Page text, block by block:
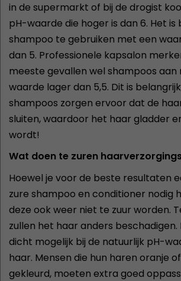
in de supermarkt of bij de drogist
pH-waarde die hoger is dan 6. Het
shampoo te gebruiken met een
dan 5. Professionele kapsalon
meeste gevallen wel shampoos aan
waarde lager dan 5,5. Dit is
shampoos zorgen ervoor dat de
sluiten, waardoor het haar gladder
wordt!
Wat doen te zuren
Hoewel je voor de beste resultaten
zure shampoo en conditioner nodig
deze ook weer niet te zuur worden.
zullen het haar anders beschadigen.
dicht mogelijk bij de natuurlijk pH-
haar. Mensen die hun haren oranje
gekleurd, moeten extra goed